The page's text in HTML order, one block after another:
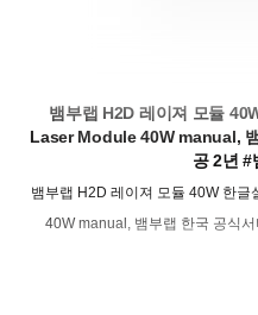
뱀부랩 H2D 레이져 모듈
Laser Module 40W manual,
공 2년 #
뱀부랩 H2D 레이져 모듈 40W 한
40W manual, 뱀부랩 한국 공식